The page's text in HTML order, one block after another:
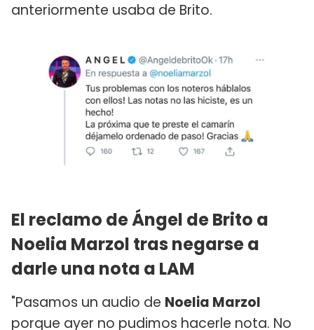
anteriormente usaba de Brito.
El reclamo de Ángel de Brito a
Noelia Marzol tras negarse a
darle una nota a LAM
"Pasamos un audio de Noelia Marzol
porque ayer no pudimos hacerle nota. No